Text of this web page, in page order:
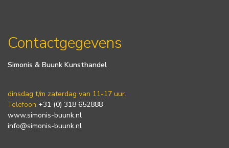
Contactgegevens
Simonis & Buunk Kunsthandel
dinsdag t/m zaterdag van 11-17 uur.
Telefoon +31 (0) 318 652888
www.simonis-buunk.nl
info@simonis-buunk.nl